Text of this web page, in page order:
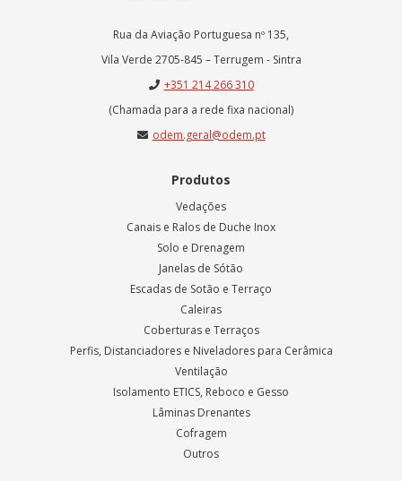
Rua da Aviação Portuguesa nº 135,
Vila Verde 2705-845 – Terrugem - Sintra
+351 214 266 310
(Chamada para a rede fixa nacional)
odem.geral@odem.pt
Produtos
Vedações
Canais e Ralos de Duche Inox
Solo e Drenagem
Janelas de Sótão
Escadas de Sotão e Terraço
Caleiras
Coberturas e Terraços
Perfis, Distanciadores e Niveladores para Cerâmica
Ventilação
Isolamento ETICS, Reboco e Gesso
Lâminas Drenantes
Cofragem
Outros